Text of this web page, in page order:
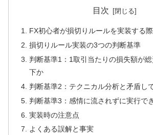
目次
FX初心者が損切りルールを実装する
損切りルール実装の3つの判断基準
判断基準1：1取引当たりの損失額が
下か
判断基準2：テクニカル分析と矛盾し
判断基準3：感情に流されずに実行で
実装時の注意点
よくある誤解と事実